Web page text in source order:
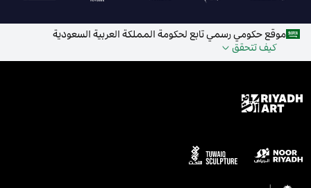
موقع حكومي رسمي تابع لحكومة المملكة العربية السعودية
كيف تتحقق